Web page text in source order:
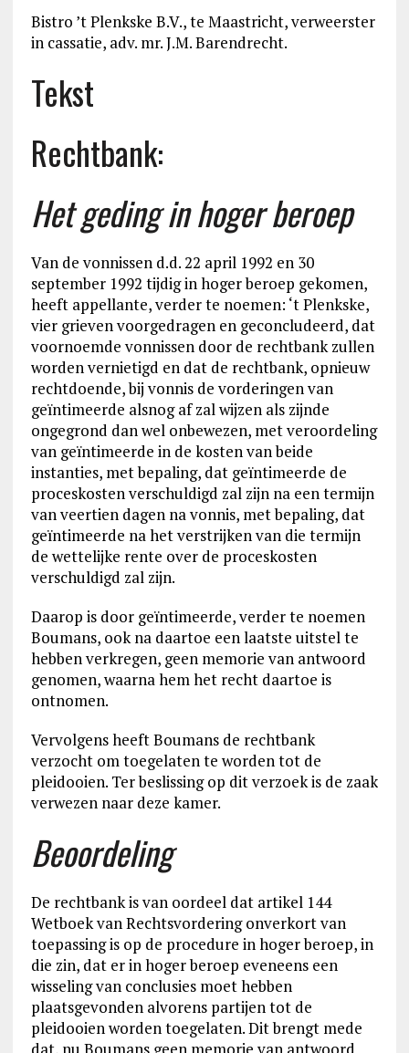
Bistro ’t Plenkske B.V., te Maastricht, verweerster
in cassatie, adv. mr. J.M. Barendrecht.
Tekst
Rechtbank:
Het geding in hoger beroep
Van de vonnissen d.d. 22 april 1992 en 30
september 1992 tijdig in hoger beroep gekomen,
heeft appellante, verder te noemen: ‘t Plenkske,
vier grieven voorgedragen en geconcludeerd, dat
voornoemde vonnissen door de rechtbank zullen
worden vernietigd en dat de rechtbank, opnieuw
rechtdoende, bij vonnis de vorderingen van
geïntimeerde alsnog af zal wijzen als zijnde
ongegrond dan wel onbewezen, met veroordeling
van geïntimeerde in de kosten van beide
instanties, met bepaling, dat geïntimeerde de
proceskosten verschuldigd zal zijn na een termijn
van veertien dagen na vonnis, met bepaling, dat
geïntimeerde na het verstrijken van die termijn
de wettelijke rente over de proceskosten
verschuldigd zal zijn.
Daarop is door geïntimeerde, verder te noemen
Boumans, ook na daartoe een laatste uitstel te
hebben verkregen, geen memorie van antwoord
genomen, waarna hem het recht daartoe is
ontnomen.
Vervolgens heeft Boumans de rechtbank
verzocht om toegelaten te worden tot de
pleidooien. Ter beslissing op dit verzoek is de zaak
verwezen naar deze kamer.
Beoordeling
De rechtbank is van oordeel dat artikel 144
Wetboek van Rechtsvordering onverkort van
toepassing is op de procedure in hoger beroep, in
die zin, dat er in hoger beroep eveneens een
wisseling van conclusies moet hebben
plaatsgevonden alvorens partijen tot de
pleidooien worden toegelaten. Dit brengt mede